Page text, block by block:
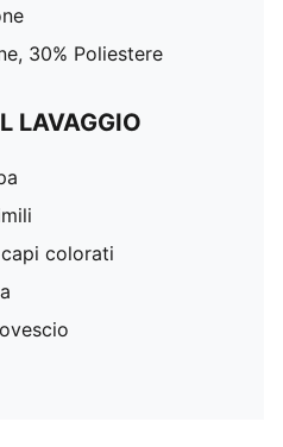
30% Poliestere
LAVAGGIO
colorati